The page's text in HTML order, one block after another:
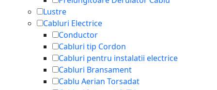
Lustre
Cabluri Electrice
Conductor
Cabluri tip Cordon
Cabluri pentru instalatii electrice
Cabluri Bransament
Cablu Aerian Torsadat